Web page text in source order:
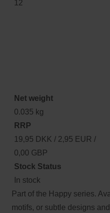
12
Net weight
0.035 kg
RRP
19,95 DKK / 2,95 EUR /
0,00 GBP
Stock Status
In stock
Part of the Happy series.
motifs, or subtle designs